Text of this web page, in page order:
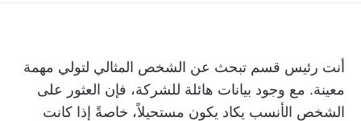
أنت رئيس قسم تبحث عن الشخص المثالي لتولي مهمة
معينة. مع وجود بيانات هائلة للشركة، فإن العثور على
الشخص الأنسب يكاد يكون مستحيلاً، خاصةً إذا كانت